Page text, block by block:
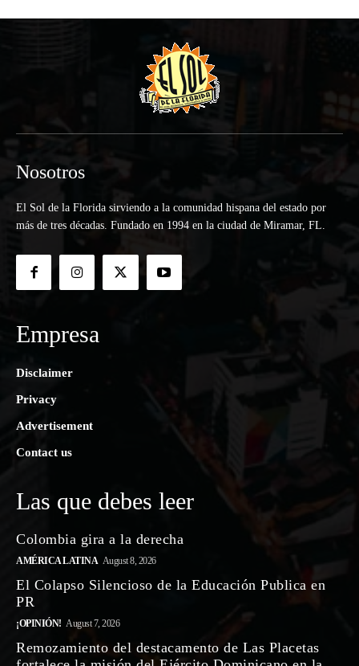
Nosotros
El Sol de la Florida sirviendo a la comunidad hispana del estado por
más de tres décadas. Fundado en 1994 en la ciudad de Miramar, FL.
Empresa
Disclaimer
Privacy
Advertisement
Contact us
Las que debes leer
Colombia gira a la derecha
AMÉRICA LATINA August 8, 2026
El Colapso Silencioso de la Educación Publica en
PR
¡OPINIÓN! August 7, 2026
Remozamiento del destacamento de Las Placetas